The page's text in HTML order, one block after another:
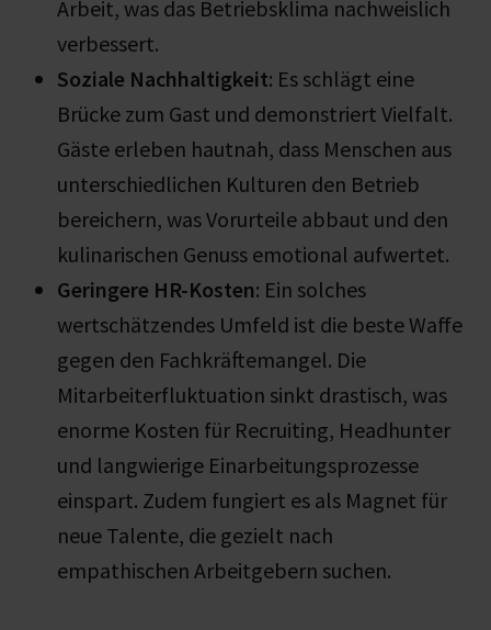
Arbeit, was das Betriebsklima nachweislich
verbessert.
Soziale Nachhaltigkeit: Es schlägt eine
Brücke zum Gast und demonstriert Vielfalt.
Gäste erleben hautnah, dass Menschen aus
unterschiedlichen Kulturen den Betrieb
bereichern, was Vorurteile abbaut und den
kulinarischen Genuss emotional aufwertet.
Geringere HR-Kosten: Ein solches
wertschätzendes Umfeld ist die beste Waffe
gegen den Fachkräftemangel. Die
Mitarbeiterfluktuation sinkt drastisch, was
enorme Kosten für Recruiting, Headhunter
und langwierige Einarbeitungsprozesse
einspart. Zudem fungiert es als Magnet für
neue Talente, die gezielt nach
empathischen Arbeitgebern suchen.